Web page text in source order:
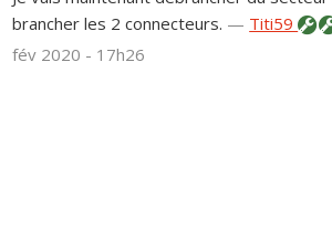
brancher les 2 connecteurs. — Titi59
fév 2020 - 17h26